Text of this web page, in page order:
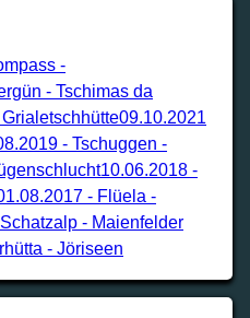
-
- Tschimas da
09.10.2021
- Tschuggen -
10.06.2018 -
- Flüela -
Schatzalp - Maienfelder
- Jöriseen